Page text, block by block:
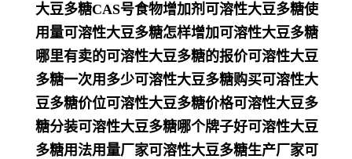
大豆多糖CAS号食物增加剂可溶性大豆多糖使
用量可溶性大豆多糖怎样增加可溶性大豆多糖
哪里有卖的可溶性大豆多糖的报价可溶性大豆
多糖一次用多少可溶性大豆多糖购买可溶性大
豆多糖价位可溶性大豆多糖价格可溶性大豆多
糖分装可溶性大豆多糖哪个牌子好可溶性大豆
多糖用法用量厂家可溶性大豆多糖生产厂家可